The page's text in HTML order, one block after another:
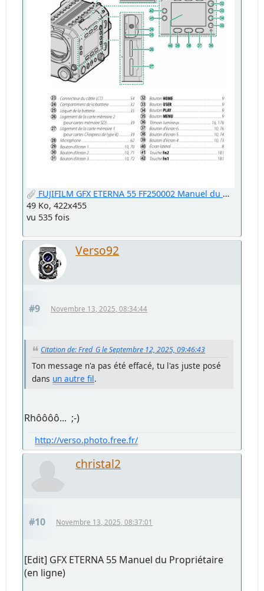
FUJIFILM GFX ETERNA 55 FF250002 Manuel du Propriétaire.png
49 Ko, 422x455
vu 535 fois
Verso92
#9 Novembre 13, 2025, 08:34:44
Citation de: Fred_G le Septembre 12, 2025, 09:46:43
Ton message n'a pas été effacé, tu l'as juste posé
dans un autre fil.
Rhôôôô... ;-)
http://verso.photo.free.fr/
christal2
#10 Novembre 13, 2025, 08:37:01
[Edit] GFX ETERNA 55 Manuel du Propriétaire
(en ligne)